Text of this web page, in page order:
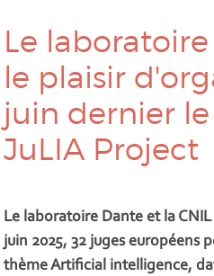
Le laboratoire
le plaisir
juin dernier
JuLIA Project
Le laboratoire Dante et la
juin 2025, 32 juges européens
thème Artificial intelligence,